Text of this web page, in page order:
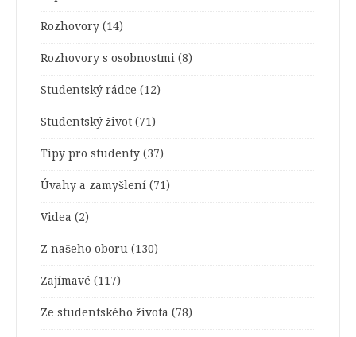
Rozhovory (14)
Rozhovory s osobnostmi (8)
Studentský rádce (12)
Studentský život (71)
Tipy pro studenty (37)
Úvahy a zamyšlení (71)
Videa (2)
Z našeho oboru (130)
Zajímavé (117)
Ze studentského života (78)